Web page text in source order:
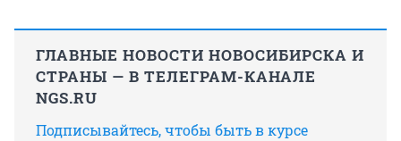
ГЛАВНЫЕ НОВОСТИ НОВОСИБИРСКА И
СТРАНЫ — В ТЕЛЕГРАМ-КАНАЛЕ
NGS.RU
Подписывайтесь, чтобы быть в курсе